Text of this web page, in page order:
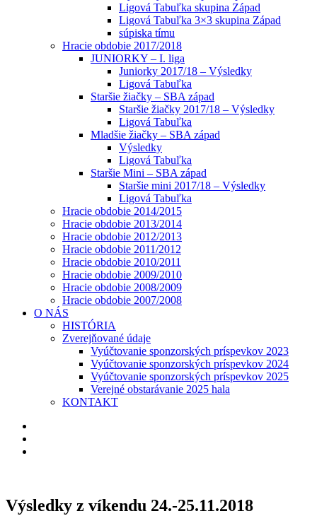
Ligová Tabuľka skupina Západ
Ligová Tabuľka 3×3 skupina Západ
súpiska tímu
Hracie obdobie 2017/2018
JUNIORKY – I. liga
Juniorky 2017/18 – Výsledky
Ligová Tabuľka
Staršie žiačky – SBA západ
Staršie žiačky 2017/18 – Výsledky
Ligová Tabuľka
Mladšie žiačky – SBA západ
Výsledky
Ligová Tabuľka
Staršie Mini – SBA západ
Staršie mini 2017/18 – Výsledky
Ligová Tabuľka
Hracie obdobie 2014/2015
Hracie obdobie 2013/2014
Hracie obdobie 2012/2013
Hracie obdobie 2011/2012
Hracie obdobie 2010/2011
Hracie obdobie 2009/2010
Hracie obdobie 2008/2009
Hracie obdobie 2007/2008
O NÁS
HISTÓRIA
Zverejňované údaje
Vyúčtovanie sponzorských príspevkov 2023
Vyúčtovanie sponzorských príspevkov 2024
Vyúčtovanie sponzorských príspevkov 2025
Verejné obstarávanie 2025 hala
KONTAKT
Výsledky z víkendu 24.-25.11.2018